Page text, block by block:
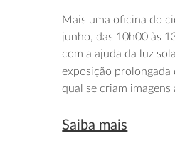
Mais uma oficina do
junho, das 10h00 às
com a ajuda da luz
exposição prolongada
qual se criam
Saiba mais